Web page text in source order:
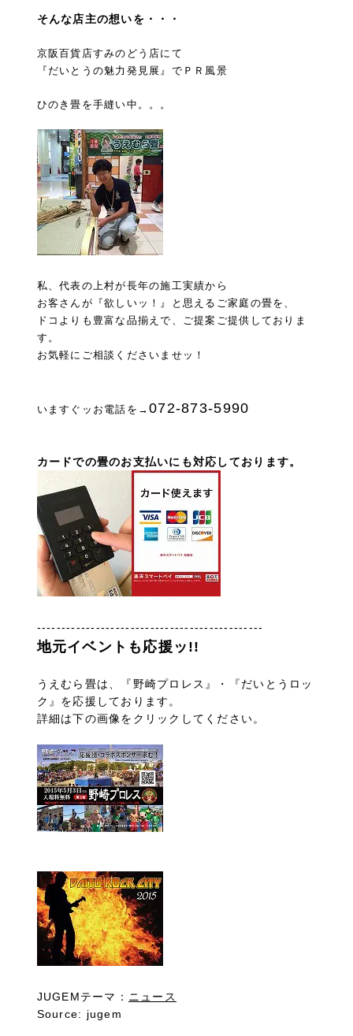
そんな店主の想いを・・・
京阪百貨店すみのどう店にて
『だいとうの魅力発見展』でＰＲ風景
ひのき畳を手縫い中。。。
私、代表の上村が長年の施工実績から
お客さんが 『欲しいッ！』
と思えるご家庭の畳を、
ドコよりも豊富な品揃えで、ご提案ご提供しておりま
す。
お気軽にご相談くださいませッ！
いますぐッお電話を→072-873-5990
カードでの畳のお支払いにも対応しております。
----------------------------------------------
地元イベントも応援ッ!!
うえむら畳は、『野崎プロレス』・『だいとうロッ
ク』を応援しております。
詳細は下の画像をクリックしてください。
JUGEMテーマ： ニュース
Source: jugem